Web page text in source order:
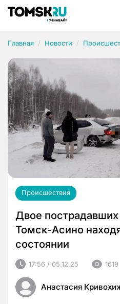
Главная Новости
Происшествия
Двое
Томск-Асино
состоянии
17:56 / 05.12.25 1619
Анастасия